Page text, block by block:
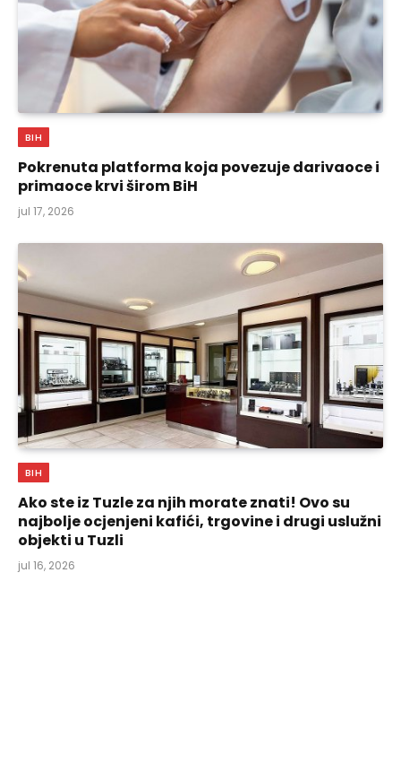
BIH
Pokrenuta platforma koja povezuje darivaoce i
primaoce krvi širom BiH
jul 17, 2026
BIH
Ako ste iz Tuzle za njih morate znati! Ovo su
najbolje ocjenjeni kafići, trgovine i drugi uslužni
objekti u Tuzli
jul 16, 2026